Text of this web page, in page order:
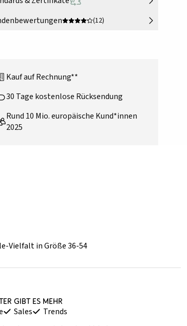
(12)
Kauf auf Rechnung**
30 Tage kostenlose Rücksendung
Rund 10 Mio. europäische Kund*innen
2025
Vielfalt in Größe 36-54
gibt es mehr
Sales Trends